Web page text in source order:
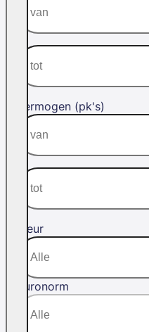
Vermogen (pk's)
Kleur
Euronorm